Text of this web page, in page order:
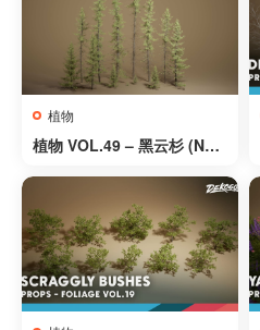
植物
植物 VOL.49 – 黑云杉 (Nani
OL.49 – Black Spruce (Na
nite – NO TRANSPARENC
Y)